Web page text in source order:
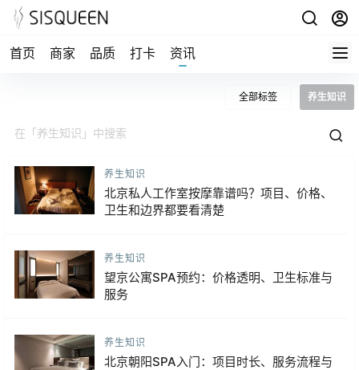
首页 商家 品质 打卡 资讯
全部标签 养生知识
养生知识
北京私人工作室按摩靠谱吗？项目、价格、
卫生和边界都要看清楚
养生知识
望京公寓SPA预约：价格透明、卫生标准与
服务
养生知识
北京朝阳SPA入门：项目时长、服务流程与